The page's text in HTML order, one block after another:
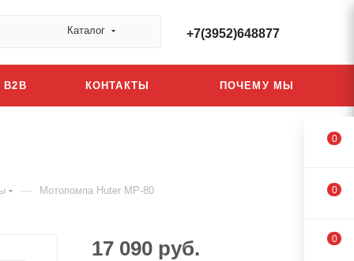
Каталог +7(3952)648877
B2B КОНТАКТЫ ПОЧЕМУ МЫ
— Мотопомпа Huter MP-80
17 090 руб.
0
0
0